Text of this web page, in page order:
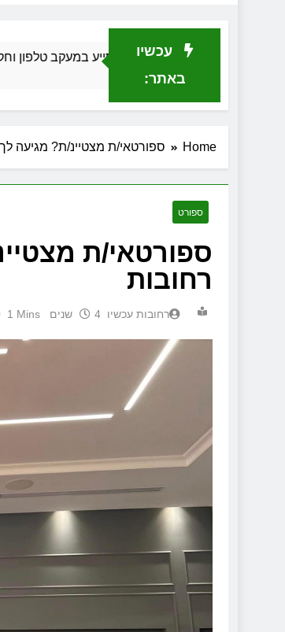
עכשיו
באתר:
פרטי יכול לסייע במעקב טלפון וחקירה כלכלית
Home ספורטאי/ת מצטיינ/ת? מגיעה
ספורט
ספורטאי/ת
רחובות
‫רחובות עכשיו 4 שנים Ago 1 Mins